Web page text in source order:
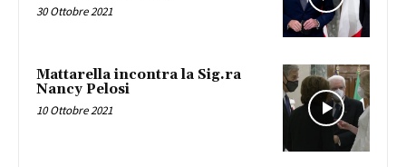
30 Ottobre 2021
Mattarella incontra la Sig.ra
Nancy Pelosi
10 Ottobre 2021